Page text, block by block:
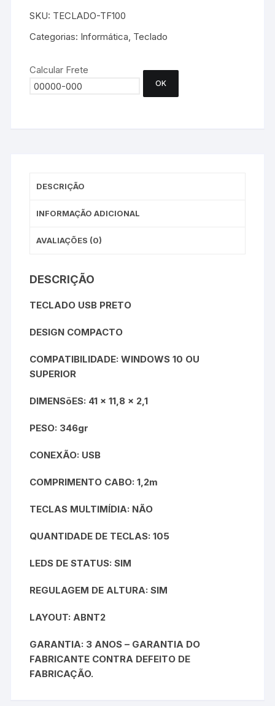
-
TF100
DE
DESEJOS.
SKU: TECLADO-TF100
Categorias: Informática, Teclado
Calcular Frete
OK
DESCRIÇÃO
INFORMAÇÃO ADICIONAL
AVALIAÇÕES (0)
DESCRIÇÃO
TECLADO USB PRETO
DESIGN COMPACTO
COMPATIBILIDADE: WINDOWS 10 OU
SUPERIOR
DIMENSõES: 41 x 11,8 x 2,1
PESO: 346gr
CONEXÃO: USB
COMPRIMENTO CABO: 1,2m
TECLAS MULTIMÍDIA: NÃO
QUANTIDADE DE TECLAS: 105
LEDS DE STATUS: SIM
REGULAGEM DE ALTURA: SIM
LAYOUT: ABNT2
GARANTIA: 3 ANOS – GARANTIA DO
FABRICANTE CONTRA DEFEITO DE
FABRICAÇÃO.